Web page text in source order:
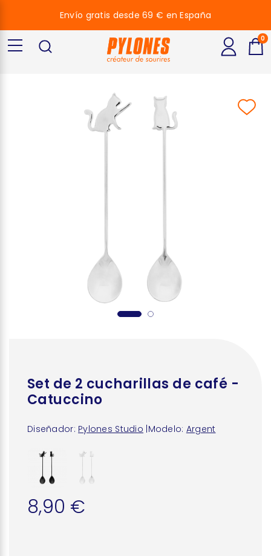
Set de 2 cucharillas de café -
Catuccino
Diseñador: Pylones Studio Modelo: Argent
8,90 €
Envío gratis desde 69 € en España
0